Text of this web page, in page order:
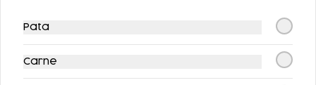
Pata
Carne